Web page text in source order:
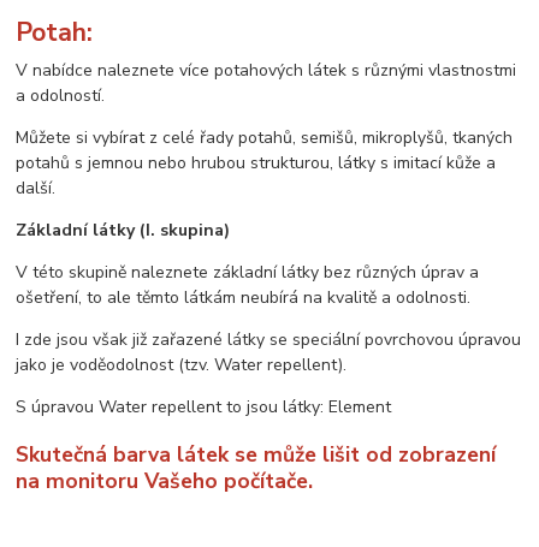
Potah:
V nabídce naleznete více potahových látek s různými vlastnostmi
a odolností.
Můžete si vybírat z celé řady potahů, semišů, mikroplyšů, tkaných
potahů s jemnou nebo hrubou strukturou, látky s imitací kůže a
další.
Základní látky (I. skupina)
V této skupině naleznete základní látky bez různých úprav a
ošetření, to ale těmto látkám neubírá na kvalitě a odolnosti.
I zde jsou však již zařazené látky se speciální povrchovou úpravou
jako je voděodolnost (tzv. Water repellent).
S úpravou Water repellent to jsou látky: Element
Skutečná barva látek se může lišit od zobrazení
na monitoru Vašeho počítače.